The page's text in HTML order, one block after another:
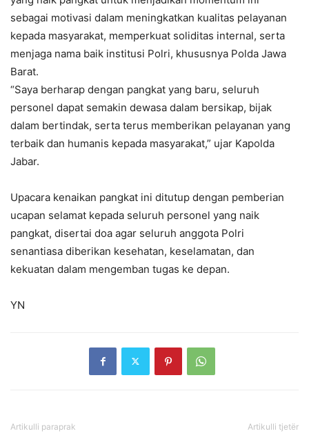
sebagai motivasi dalam meningkatkan kualitas pelayanan
kepada masyarakat, memperkuat soliditas internal, serta
menjaga nama baik institusi Polri, khususnya Polda Jawa
Barat.
“Saya berharap dengan pangkat yang baru, seluruh
personel dapat semakin dewasa dalam bersikap, bijak
dalam bertindak, serta terus memberikan pelayanan yang
terbaik dan humanis kepada masyarakat,” ujar Kapolda
Jabar.
Upacara kenaikan pangkat ini ditutup dengan pemberian
ucapan selamat kepada seluruh personel yang naik
pangkat, disertai doa agar seluruh anggota Polri
senantiasa diberikan kesehatan, keselamatan, dan
kekuatan dalam mengemban tugas ke depan.
YN
Artikulli paraprak Artikulli tjetër